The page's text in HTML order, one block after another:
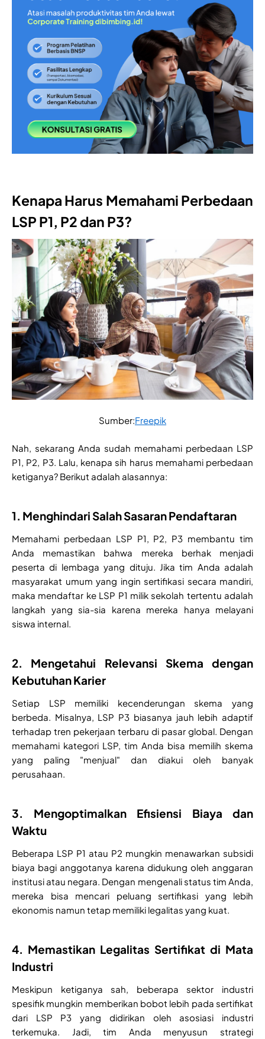
Kenapa Harus Memahami Perbedaan
LSP P1, P2 dan P3?
Sumber:Freepik
Nah, sekarang Anda sudah memahami perbedaan LSP
P1, P2, P3. Lalu, kenapa sih harus memahami perbedaan
ketiganya? Berikut adalah alasannya:
1. Menghindari Salah Sasaran Pendaftaran
Memahami perbedaan LSP P1, P2, P3 membantu tim
Anda memastikan bahwa mereka berhak menjadi
peserta di lembaga yang dituju. Jika tim Anda adalah
masyarakat umum yang ingin sertifikasi secara mandiri,
maka mendaftar ke LSP P1 milik sekolah tertentu adalah
langkah yang sia-sia karena mereka hanya melayani
siswa internal.
2. Mengetahui Relevansi Skema dengan
Kebutuhan Karier
Setiap LSP memiliki kecenderungan skema yang
berbeda. Misalnya, LSP P3 biasanya jauh lebih adaptif
terhadap tren pekerjaan terbaru di pasar global. Dengan
memahami kategori LSP, tim Anda bisa memilih skema
yang paling "menjual" dan diakui oleh banyak
perusahaan.
3. Mengoptimalkan Efisiensi Biaya dan
Waktu
Beberapa LSP P1 atau P2 mungkin menawarkan subsidi
biaya bagi anggotanya karena didukung oleh anggaran
institusi atau negara. Dengan mengenali status tim Anda,
mereka bisa mencari peluang sertifikasi yang lebih
ekonomis namun tetap memiliki legalitas yang kuat.
4. Memastikan Legalitas Sertifikat di Mata
Industri
Meskipun ketiganya sah, beberapa sektor industri
spesifik mungkin memberikan bobot lebih pada sertifikat
dari LSP P3 yang didirikan oleh asosiasi industri
terkemuka. Jadi, tim Anda menyusun strategi